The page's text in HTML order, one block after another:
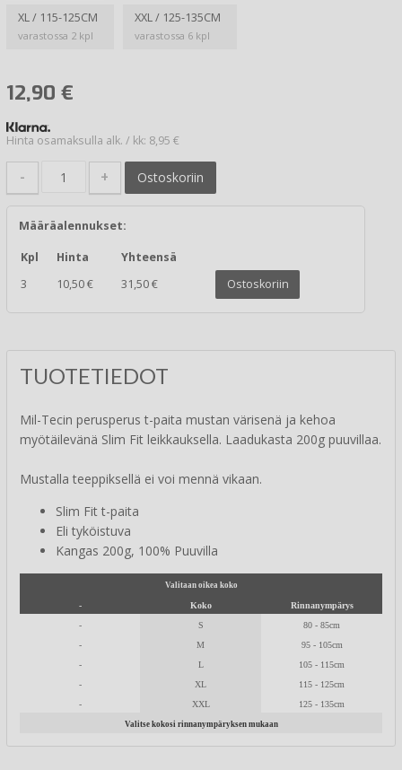
XL / 115-125CM
varastossa 2 kpl
XXL / 125-135CM
varastossa 6 kpl
12,90 €
Hinta osamaksulla alk. / kk: 8,95 €
- + Ostoskoriin
Määräalennukset:
Kpl Hinta
Yhteensä
3
10,50 € 31,50 € Ostoskoriin
TUOTETIEDOT
Mil-Tecin perusperus t-paita mustan värisenä ja kehoa
myötäilevänä Slim Fit leikkauksella. Laadukasta 200g puuvillaa.
Mustalla teeppiksellä ei voi mennä vikaan.
Slim Fit t-paita
Eli tyköistuva
Kangas 200g, 100% Puuvilla
Valitaan oikea koko
- Koko
Rinnanympärys
-
S
80 - 85cm
-
M
95 - 105cm
-
L
105 - 115cm
-
XL
115 - 125cm
-
XXL 125 - 135cm
Valitse kokosi rinnanympäryksen mukaan